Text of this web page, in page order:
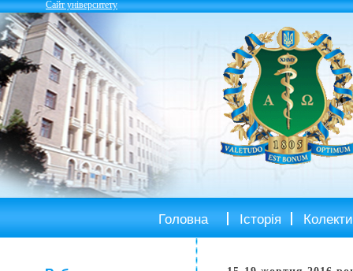
Сайт університету
Головна Історія